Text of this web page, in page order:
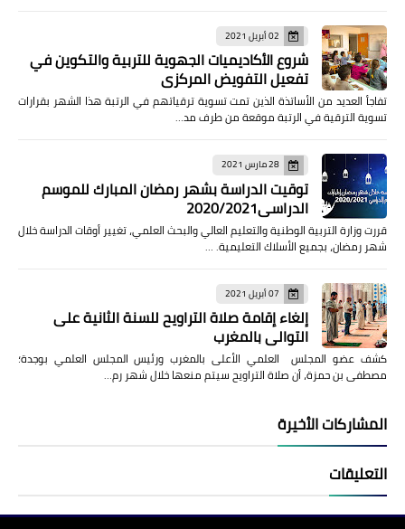
02 أبريل 2021
شروع الأكاديميات الجهوية للتربية والتكوين في
تفعيل التفويض المركزي
تفاجأ العديد من الأساتذة الذين تمت تسوية ترقياتهم في الرتبة هذا الشهر بقرارات
تسوية الترقية في الرتبة موقعة من طرف مد…
28 مارس 2021
توقيت الدراسة بشهر رمضان المبارك للموسم
الدراسي2020/2021
قررت وزارة التربية الوطنية والتعليم العالي والبحث العلمي، تغيير أوقات الدراسة خلال
شهر رمضان، بجميع الأسلاك التعليمية. …
07 أبريل 2021
إلغاء إقامة صلاة التراويح للسنة الثانية على
التوالي بالمغرب
كشف عضو المجلس العلمي الأعلى بالمغرب ورئيس المجلس العلمي بوجدة؛
مصطفى بن حمزة، أن صلاة التراويح سيتم منعها خلال شهر رم…
المشاركات الأخيرة
التعليقات